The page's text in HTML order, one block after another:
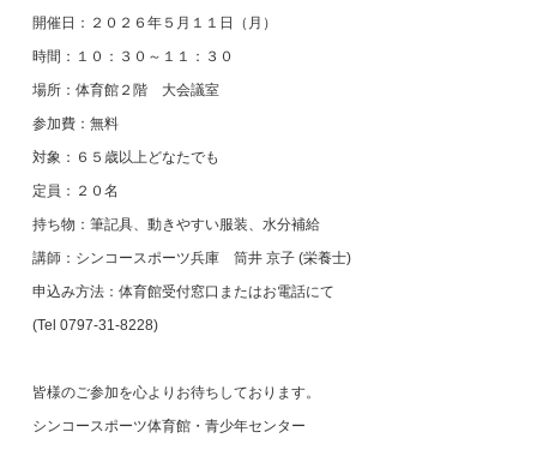
開催日：２０２６年５月１１日（月）
時間：１０：３０～１１：３０
場所：体育館２階 大会議室
参加費：無料
対象：６５歳以上どなたでも
定員：２０名
持ち物：筆記具、動きやすい服装、水分補給
講師：シンコースポーツ兵庫 筒井 京子 (栄養士)
申込み方法：体育館受付窓口またはお電話にて
(Tel 0797-31-8228)
皆様のご参加を心よりお待ちしております。
シンコースポーツ体育館・青少年センター